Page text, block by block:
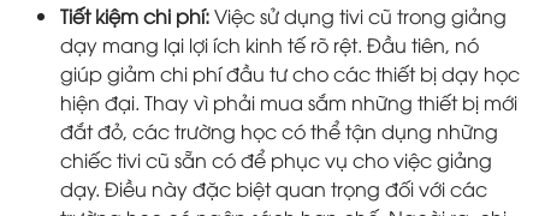
Tiết kiệm chi phí:Việc sử dụng tivi cũ trong giảng
dạy mang lại lợi ích kinh tế rõ rệt. Đầu tiên, nó
giúp giảm chi phí đầu tư cho các thiết bị dạy học
hiện đại. Thay vì phải mua sắm những thiết bị mới
đắt đỏ, các trường học có thể tận dụng những
chiếc tivi cũ sẵn có để phục vụ cho việc giảng
dạy. Điều này đặc biệt quan trọng đối với các